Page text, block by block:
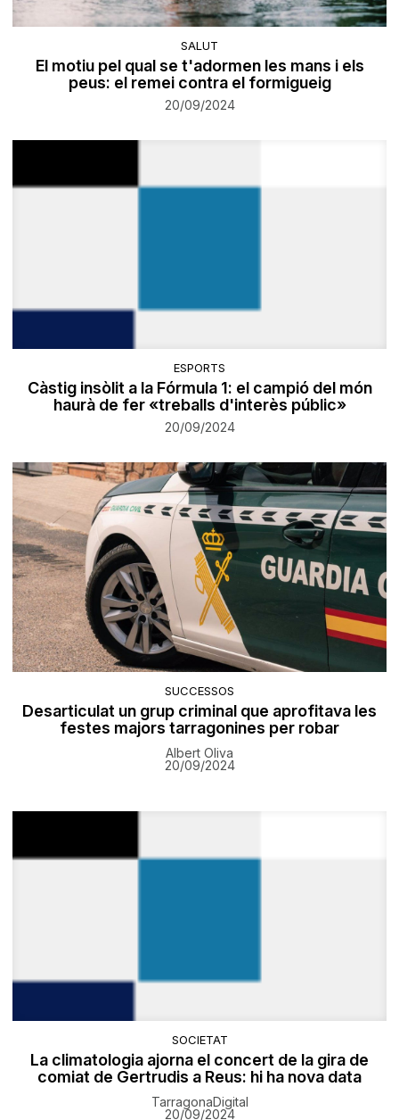
SALUT
El motiu pel qual se t'adormen les mans i els
peus: el remei contra el formigueig
20/09/2024
ESPORTS
Càstig insòlit a la Fórmula 1: el campió del món
haurà de fer «treballs d'interès públic»
20/09/2024
SUCCESSOS
Desarticulat un grup criminal que aprofitava les
festes majors tarragonines per robar
Albert Oliva
20/09/2024
SOCIETAT
La climatologia ajorna el concert de la gira de
comiat de Gertrudis a Reus: hi ha nova data
TarragonaDigital
20/09/2024